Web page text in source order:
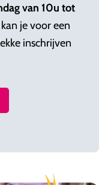
van 10u tot
je voor een
inschrijven